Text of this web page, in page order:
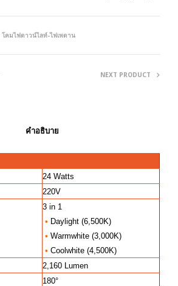
โคมไฟดาวน์ไลท์-ไฟเพดาน
NEXT PRODUCT
คำอธิบาย
24 Watts
220V
3 in 1
• Daylight (6,500K)
• Warmwhite (3,000K)
• Coolwhite (4,500K)
2,160 Lumen
180°